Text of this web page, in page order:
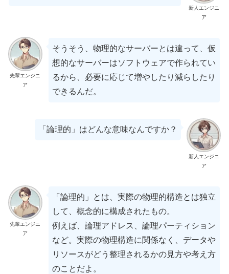
新人エンジニ
ア
先輩エンジニ
ア
そうそう、物理的なサーバーとは違って、仮
想的なサーバーはソフトウェアで作られてい
るから、必要に応じて増やしたり減らしたり
できるんだ。
新人エンジニ
ア
「論理的」はどんな意味なんですか？
先輩エンジニ
ア
「論理的」とは、実際の物理的構造とは独立
して、概念的に構成されたもの。
例えば、論理アドレス、論理パーティション
など。実際の物理構造に関係なく、データや
リソースがどう整理されるかの見方や考え方
のことだよ。